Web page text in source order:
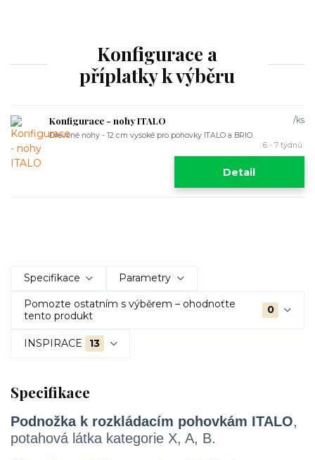
Konfigurace a
příplatky k výběru
Konfigurace - nohy ITALO
Dřevěné nohy - 12 cm vysoké pro pohovky ITALO a BRIO.
/ks
6 - 7 týdnů
Detail
Specifikace Parametry
Pomozte ostatním s výběrem – ohodnoťte
tento produkt
0
INSPIRACE 13
Specifikace
Podnožka k rozkládacím pohovkám ITALO,
potahová látka kategorie X, A, B.